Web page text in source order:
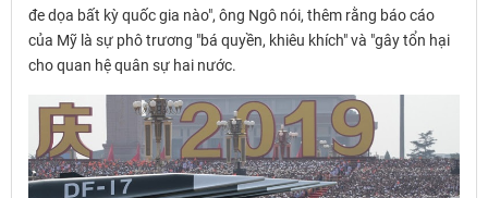
đe dọa bất kỳ quốc gia nào", ông Ngô nói, thêm rằng báo cáo
của Mỹ là sự phô trương "bá quyền, khiêu khích" và "gây tổn hại
cho quan hệ quân sự hai nước.